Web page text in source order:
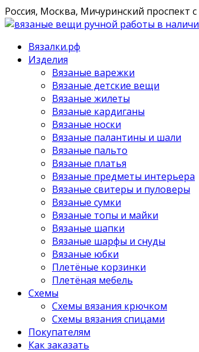
Россия, Москва, Мичуринский проспект
Вязалки.рф
Изделия
Вязаные варежки
Вязаные детские вещи
Вязаные жилеты
Вязаные кардиганы
Вязаные носки
Вязаные палантины и шали
Вязаные пальто
Вязаные платья
Вязаные предметы интерьера
Вязаные свитеры и пуловеры
Вязаные сумки
Вязаные топы и майки
Вязаные шапки
Вязаные шарфы и снуды
Вязаные юбки
Плетёные корзинки
Плетёная мебель
Схемы
Схемы вязания крючком
Схемы вязания спицами
Покупателям
Как заказать